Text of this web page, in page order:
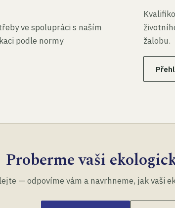
ve spolupráci s naším
podle normy
žalobu.
Proberme vaši
— odpovíme vám a navrhneme, jak vaši